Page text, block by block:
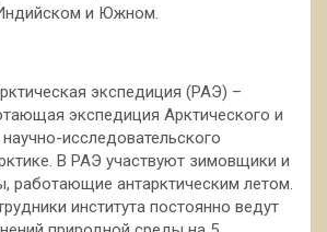
и Южном.
экспедиция (РАЭ) –
экспедиция Арктического и
исследовательского
В РАЭ участвуют зимовщики и
работающие антарктическим летом.
института постоянно ведут